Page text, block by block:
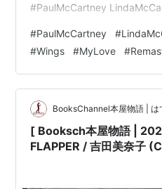
#PaulMcCartney
Channel 全てのサイトガイ
BooksChannel 八尾市…
#PaulMcCartney #
#Wings #MyLove #
BooksChannel本屋物語 | は
[ Booksch本屋物語 |
FLAPPER / 吉田美奈子